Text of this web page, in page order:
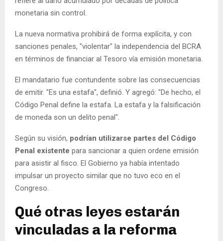
monetaria sin control.
La nueva normativa prohibirá de forma explícita, y con
sanciones penales, "violentar" la independencia del BCRA
en términos de financiar al Tesoro vía emisión monetaria.
El mandatario fue contundente sobre las consecuencias
de emitir. "Es una estafa", definió. Y agregó: "De hecho, el
Código Penal define la estafa. La estafa y la falsificación
de moneda son un delito penal".
Según su visión, podrían utilizarse partes del Código
Penal existente para sancionar a quien ordene emisión
para asistir al fisco. El Gobierno ya había intentado
impulsar un proyecto similar que no tuvo eco en el
Congreso.
Qué otras leyes estarán
vinculadas a la reforma